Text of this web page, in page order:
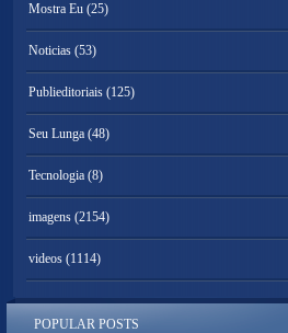
Mostra Eu (25)
Noticias (53)
Publieditoriais (125)
Seu Lunga (48)
Tecnologia (8)
imagens (2154)
videos (1114)
POPULAR POSTS